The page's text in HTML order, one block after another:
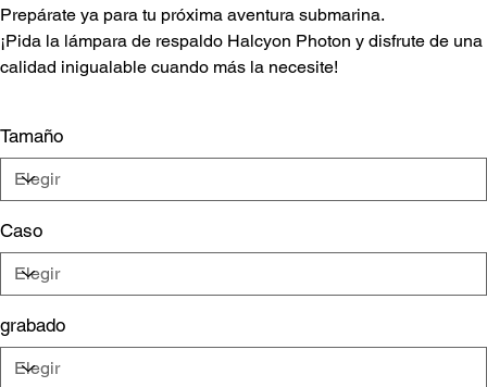
Prepárate ya para tu próxima aventura submarina.
¡Pida la lámpara de respaldo Halcyon Photon y disfrute de una
calidad inigualable cuando más la necesite!
Tamaño
Caso
grabado